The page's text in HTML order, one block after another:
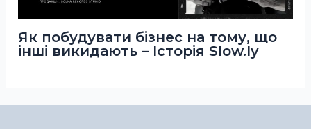
Як побудувати бізнес на тому, що
інші викидають – Історія Slow.ly